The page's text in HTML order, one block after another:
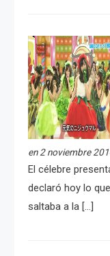
en 2 noviembre
El célebre
declaró hoy lo
saltaba a la […]